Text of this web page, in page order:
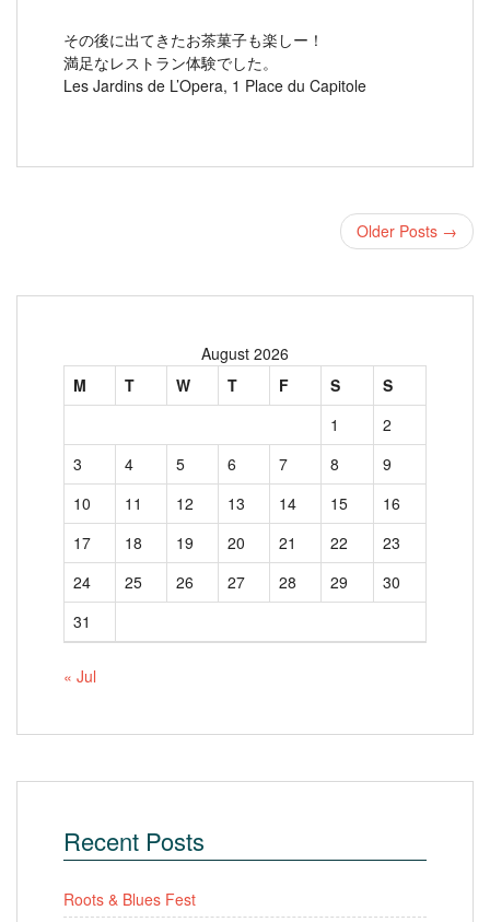
その後に出てきたお茶菓子も楽しー！
満足なレストラン体験でした。
Les Jardins de L’Opera, 1 Place du Capitole
Older Posts →
August 2026
M
T W T F S
S
1
2
3
4 5 6 7 8
9
10
11 12 13 14 15
16
17
18 19 20 21 22
23
24
25 26 27 28 29
30
31
« Jul
Recent Posts
Roots & Blues Fest